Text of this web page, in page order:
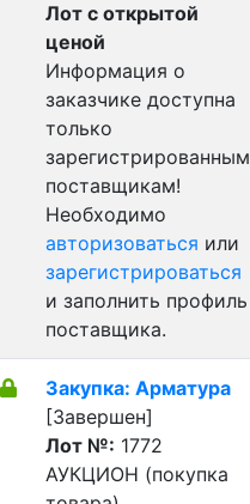
Лот с открытой
ценой
Информация о
заказчике доступна
только
зарегистрированным
поставщикам!
Необходимо
авторизоваться или
зарегистрироваться
и заполнить профиль
поставщика.
Закупка: Арматура
[Завершен]
Лот №: 1772
АУКЦИОН (покупка